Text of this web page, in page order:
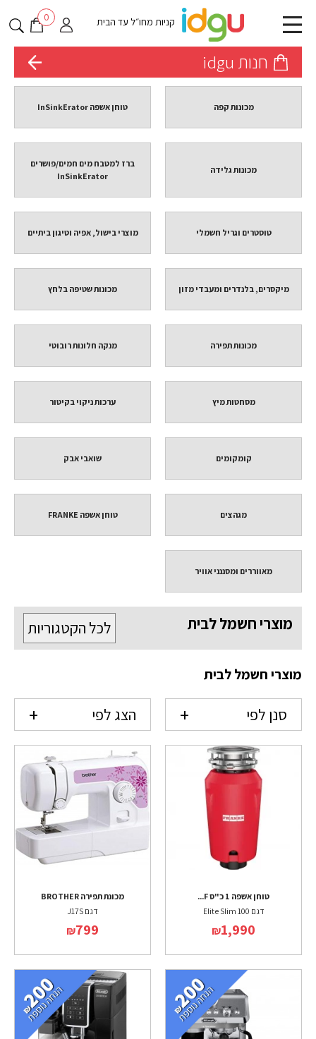
קניות מחו״ל עד הבית 0
חנות idgu
מכונות קפה טוחן אשפה InSinkErator
מכונות גלידה
ברז למטבח מים חמים/פושרים
InSinkErator
טוסטרים וגריל חשמלי מוצרי בישול, אפיה וטיגון ביתיים
מיקסרים, בלנדרים ומעבדי מזון מכונות שטיפה בלחץ
מכונות תפירה מנקה חלונות רובוטי
מסחטות מיץ ערכות ניקוי בקיטור
קומקומים שואבי אבק
מגהצים טוחן אשפה FRANKE
מאווררים ומסננני אוויר
לכל הקטגוריות מוצרי חשמל לבית
מוצרי חשמל לבית
סנן לפי הצג לפי
טוחן אשפה 1 כ"ס F...
דגם Elite Slim 100
₪1,990
מכונת תפירה BROTHER
דגם J17S
₪799